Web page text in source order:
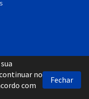
MENU
no
com
Fechar